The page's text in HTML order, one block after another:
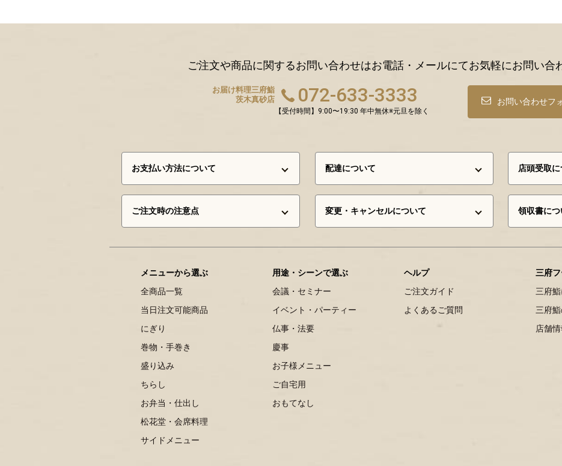
ご注文や商品に関するお問い合わせはお電話・メールにてお気軽にお問い合
お届け料理三府鮨
茨木真砂店
072-633-3333
【受付時間】9:00〜19:30 年中無休※元旦を除く
お問い合わせフ
お支払い方法について 配達について 店頭受取
ご注文時の注意点 変更・キャンセルについて 領収書につ
メニューから選ぶ
全商品一覧
当日注文可能商品
にぎり
巻物・手巻き
盛り込み
ちらし
お弁当・仕出し
松花堂・会席料理
サイドメニュー
用途・シーンで選ぶ
会議・セミナー
イベント・パーティー
仏事・法要
慶事
お子様メニュー
ご自宅用
おもてなし
ヘルプ
ご注文ガイド
よくあるご質問
三府
三府
三府
店舗